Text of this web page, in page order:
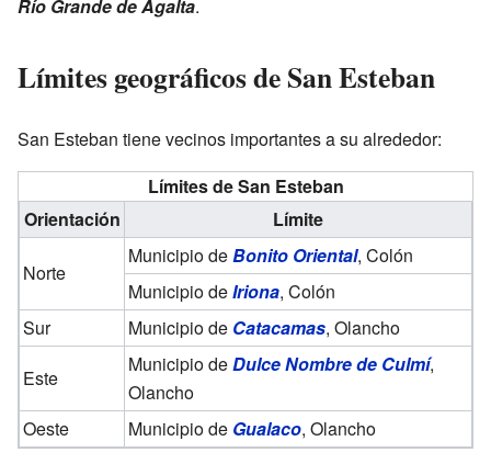
Río Grande de Agalta.
Límites geográficos de San Esteban
San Esteban tiene vecinos importantes a su alrededor:
Límites de San Esteban
Orientación
Límite
Norte
Municipio deBonito Oriental, Colón
Municipio deIriona, Colón
Sur
Municipio de Catacamas, Olancho
Este
Municipio deDulce Nombre de Culmí,
Olancho
Oeste
Municipio de Gualaco, Olancho